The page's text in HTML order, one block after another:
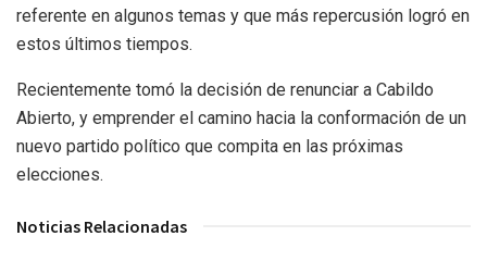
referente en algunos temas y que más repercusión logró en
estos últimos tiempos.
Recientemente tomó la decisión de renunciar a Cabildo
Abierto, y emprender el camino hacia la conformación de un
nuevo partido político que compita en las próximas
elecciones.
Noticias Relacionadas